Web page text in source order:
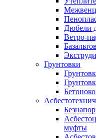
Дюбели
Ветро-
Грунтовки
муфты